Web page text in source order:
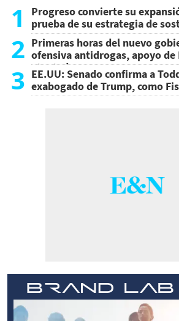
1
Progreso convierte su
prueba de su estrategia de
2 Primeras horas del nuevo
ofensiva antidrogas, apoyo de
atentado
3 EE.UU: Senado confirma a
exabogado de Trump, como